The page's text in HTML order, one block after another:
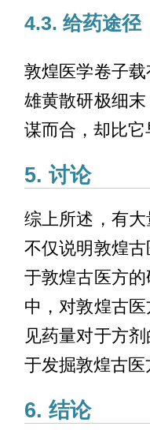
4.3. 给药途径
敦煌医学卷子
雄黄散研极细
谋而合，却比
5. 讨论
综上所述，有
不仅说明敦煌
于敦煌古医方
中，对敦煌古
见药量对于方
于发掘敦煌古
6. 结论